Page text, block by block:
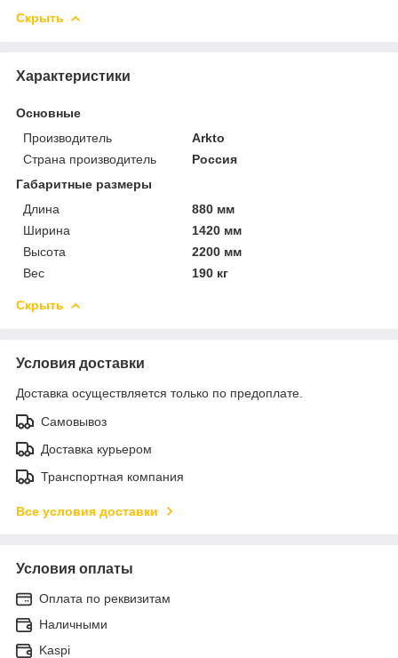
Скрыть
Характеристики
Основные
Производитель
Arkto
Страна производитель
Россия
Габаритные размеры
Длина
880 мм
Ширина
1420 мм
Высота
2200 мм
Вес
190 кг
Скрыть
Условия доставки
Доставка осуществляется только по предоплате.
Самовывоз
Доставка курьером
Транспортная компания
Все условия доставки
Условия оплаты
Оплата по реквизитам
Наличными
Kaspi